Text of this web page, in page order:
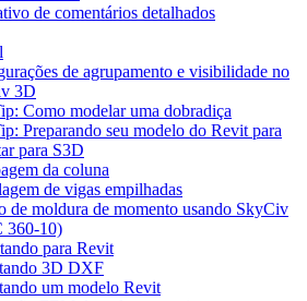
de comentários detalhados
de agrupamento e visibilidade no
3D
Como modelar uma dobradiça
Preparando seu modelo do Revit para
para S3D
da coluna
de vigas empilhadas
de moldura de momento usando SkyCiv
360-10)
para Revit
3D DXF
um modelo Revit